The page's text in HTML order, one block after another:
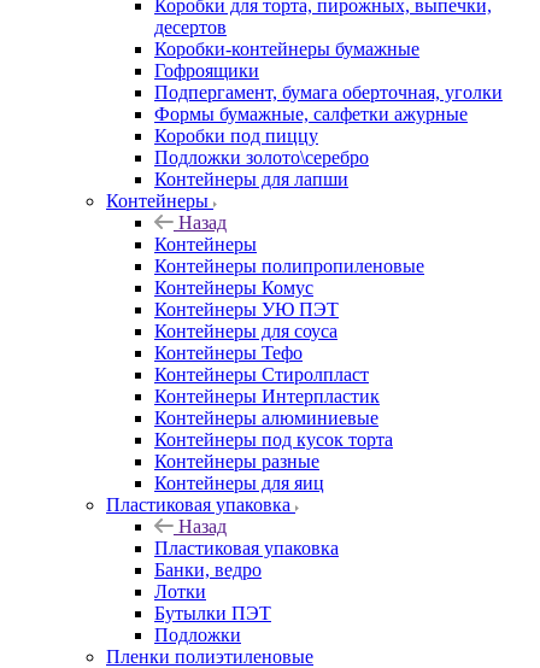
Коробки для торта, пирожных, выпечки,
десертов
Коробки-контейнеры бумажные
Гофроящики
Подпергамент, бумага оберточная, уголки
Формы бумажные, салфетки ажурные
Коробки под пиццу
Подложки золото\серебро
Контейнеры для лапши
Контейнеры
Назад
Контейнеры
Контейнеры полипропиленовые
Контейнеры Комус
Контейнеры УЮ ПЭТ
Контейнеры для соуса
Контейнеры Тефо
Контейнеры Стиролпласт
Контейнеры Интерпластик
Контейнеры алюминиевые
Контейнеры под кусок торта
Контейнеры разные
Контейнеры для яиц
Пластиковая упаковка
Назад
Пластиковая упаковка
Банки, ведро
Лотки
Бутылки ПЭТ
Подложки
Пленки полиэтиленовые